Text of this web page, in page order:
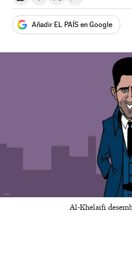
Añadir EL PAÍS en Google
Al-Khelaifi